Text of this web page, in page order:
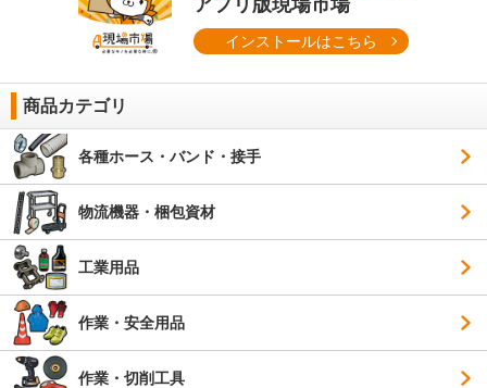
アプリ版現場市場
インストールはこちら
商品カテゴリ
各種ホース・バンド・接手
物流機器・梱包資材
工業用品
作業・安全用品
作業・切削工具